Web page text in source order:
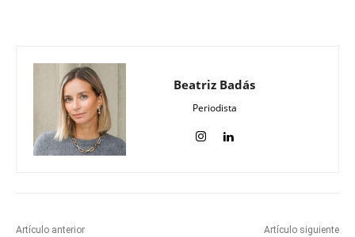
Beatriz Badás
Periodista
Artículo anterior Artículo siguiente